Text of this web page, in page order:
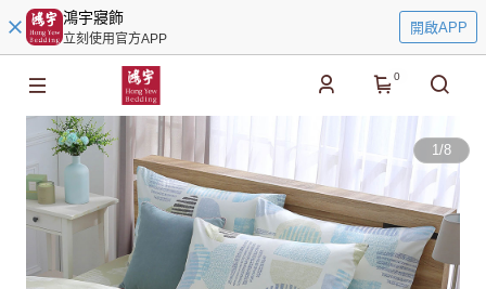
鴻宇寢飾
立刻使用官方APP
開啟APP
0
1/8